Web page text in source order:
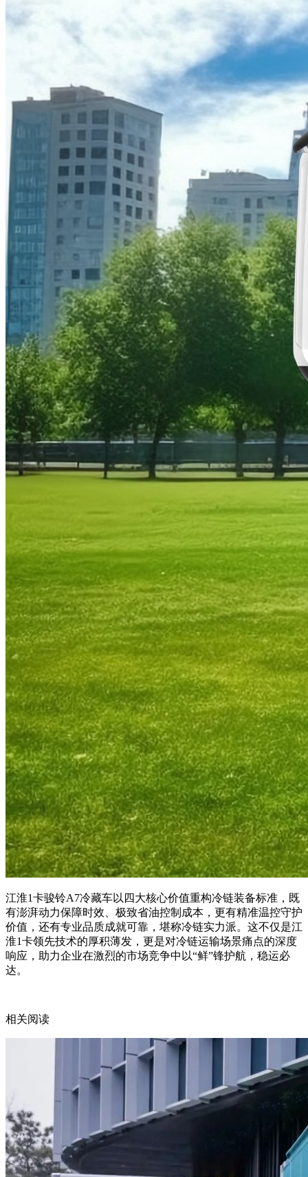
江淮1卡骏铃A7冷藏车以四大核心价值重构冷链装备标准，既
有澎湃动力保障时效、极致省油控制成本，更有精准温控守护
价值，还有专业品质成就可靠，堪称冷链实力派。这不仅是江
淮1卡领先技术的厚积薄发，更是对冷链运输场景痛点的深度
响应，助力企业在激烈的市场竞争中以“鲜”锋护航，稳运必
达。
相关阅读